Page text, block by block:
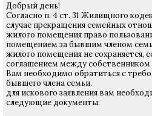
Добрый день!
Согласно п. 4 ст. 31 Жилищного
случае прекращения семейных
жилого помещения право
помещением за бывшим членом
жилого помещения не сохраняется,
соглашением между
Вам необходимо обратиться с
бывшего члена семьи.
для искового заявления вам
следующие документы: